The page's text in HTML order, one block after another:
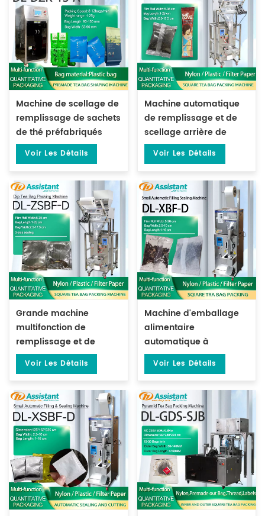
Machine de scellage de
remplissage de sachets
de thé préfabriqués
verticaux de 1 à 15
grammes DL-DZK-1S-A
Voir Les Détails
Machine automatique
de remplissage et de
scellage arrière de
sachets de thé carrés
DL-ZBF-D
Voir Les Détails
Grande machine
multifonction de
remplissage et de
scellage à 3 côtés pour
Voir Les Détails
Machine d'emballage
alimentaire
automatique à
fermeture arrière pour
Voir Les Détails